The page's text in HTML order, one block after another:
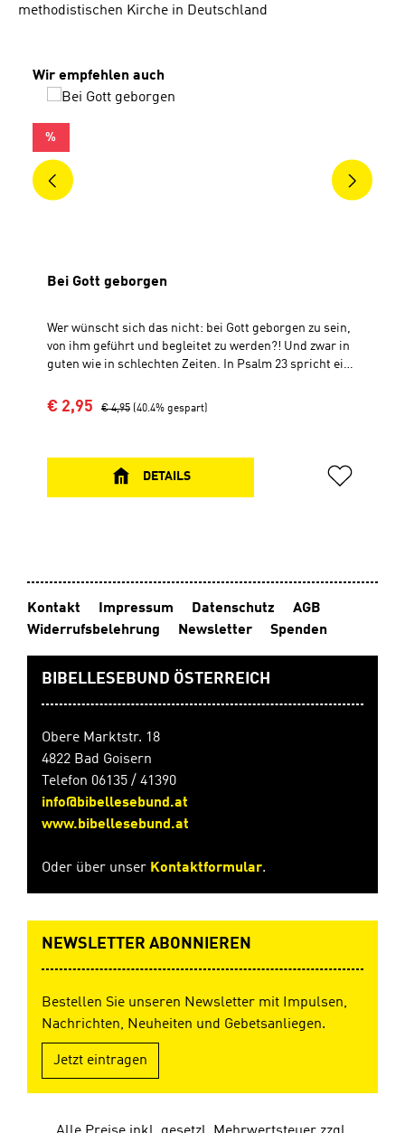
methodistischen Kirche in Deutschland
Produktgalerie überspringen
Wir empfehlen auch
RABATT
%
Bei Gott geborgen
Wer wünscht sich das nicht: bei Gott geborgen zu sein,
von ihm geführt und begleitet zu werden?! Und zwar in
guten wie in schlechten Zeiten. In Psalm 23 spricht ein
sehen wir, wie wir uns Gott ganz anvertrauen und ihm
als dem Guten Hirten folgen können. Die vorliegende
18 cm, 64 Seiten Autor: Dr. Walter Klaiber, Bischof a. D.
Verkaufspreis:
€ 2,95 Regulärer Preis:
€ 4,95 (40.4% gespart)
DETAILS
Kontakt Impressum Datenschutz
AGB
Widerrufsbelehrung
Newsletter Spenden
BIBELLESEBUND ÖSTERREICH
Obere Marktstr. 18
4822 Bad Goisern
Telefon 06135 / 41390
info@bibellesebund.at
www.bibellesebund.at
Oder über unser Kontaktformular.
NEWSLETTER ABONNIEREN
Bestellen Sie unseren Newsletter mit Impulsen,
Nachrichten, Neuheiten und Gebetsanliegen.
Jetzt eintragen